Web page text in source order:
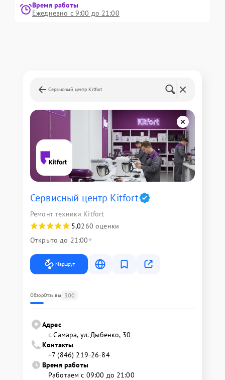
Время работы
Ежедневно с 9:00 до 21:00
Сервисный центр Kitfort
Сервисный центр Kitfort
Ремонт техники Kitfort
5,0260 оценки
Открыто до 21:00
Маршрут
ОбзорОтзывы 300
Адрес
г. Самара, ул. Дыбенко, 30
Контакты
+7 (846) 219-26-84
Время работы
Работаем с 09:00 до 21:00